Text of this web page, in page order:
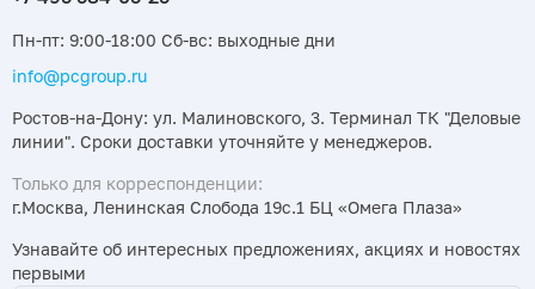
Пн-пт: 9:00-18:00 Сб-вс: выходные дни
info@pcgroup.ru
Ростов-на-Дону: ул. Малиновского, 3. Терминал ТК "Деловые
линии". Сроки доставки уточняйте у менеджеров.
Только для корреспонденции:
г.Москва, Ленинская Слобода 19с.1 БЦ «Омега Плаза»
Узнавайте об интересных предложениях, акциях и новостях
первыми